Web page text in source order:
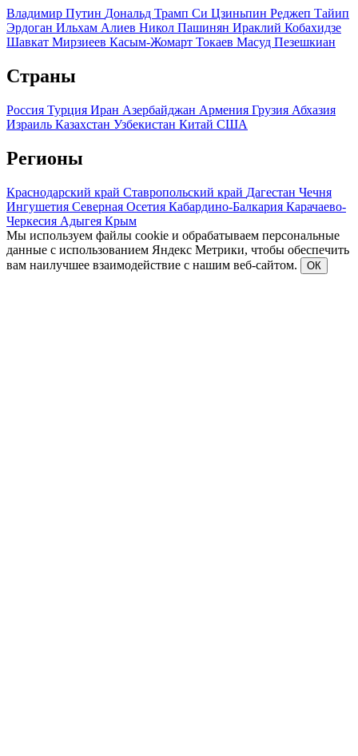
Владимир Путин Дональд Трамп Си Цзиньпин Реджеп Тайип
Эрдоган Ильхам Алиев Никол Пашинян Ираклий Кобахидзе
Шавкат Мирзиеев Касым-Жомарт Токаев Масуд Пезешкиан
Страны
Россия Турция Иран Азербайджан Армения Грузия Абхазия
Израиль Казахстан Узбекистан Китай США
Регионы
Краснодарский край Ставропольский край Дагестан Чечня
Ингушетия Северная Осетия Кабардино-Балкария Карачаево-
Черкесия Адыгея Крым
Мы используем файлы cookie и обрабатываем персональные
данные с использованием Яндекс Метрики, чтобы обеспечить
вам наилучшее взаимодействие с нашим веб-сайтом.
ОК